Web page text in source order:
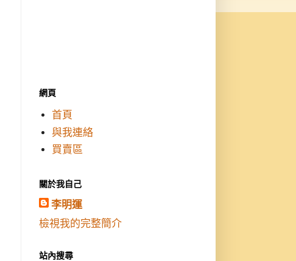
網頁
首頁
與我連絡
買賣區
關於我自己
李明運
檢視我的完整簡介
站內搜尋